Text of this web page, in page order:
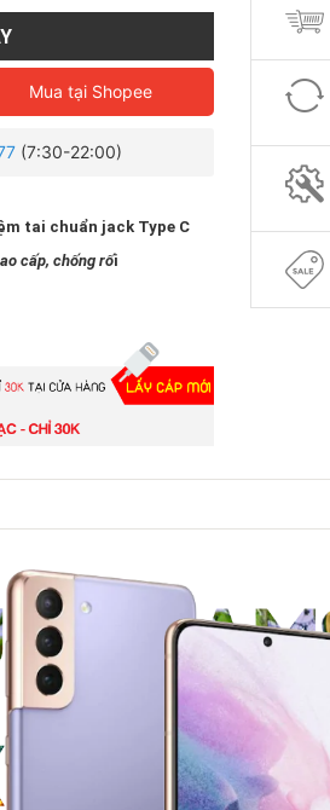
Mua tại Shopee
(7:30-22:00)
tai chuẩn jack Type C
cấp, chống rối